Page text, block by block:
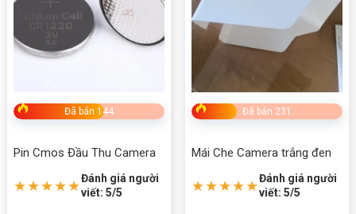
Đã bán 144
Pin Cmos Đầu Thu Camera
★★★★★Đánh giá người
viết: 5/5
Đã bán 231
Mái Che Camera trắng đen
★★★★★Đánh giá người
viết: 5/5